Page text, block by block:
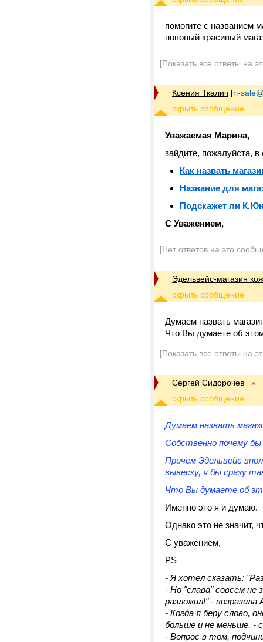
помогите с названием
нововый красивый
[Показать все ответы на
Ксения Ткалич [ri-
Уважаемая Марина,
зайдите, пожалуйста,
Как назвать
Название для
Подскажет ли
С Уважением,
[Нет ответов на это
Эдельвейс-магазин
Думаем назвать
Что Вы думаете об
[Показать все ответы на
Сергей Сидорочев »
Думаем назвать
Собственно почему бы
Причем Эдельвейс
вывеску, я бы сразу
Что Вы думаете об
Именно это я и думаю.
Однако это не значит,
С уважением,
PS
- Я хотел сказать:
- Но "слава" совсем не
разложил!" - возразила
- Когда я беру слово,
больше и не меньше, -
- Вопрос в том,